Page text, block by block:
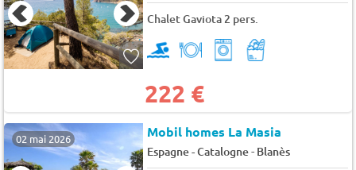
Chalet Gaviota 2 pers.
222 €
02 mai 2026 Mobil homes La Masia
Espagne - Catalogne- Blanès